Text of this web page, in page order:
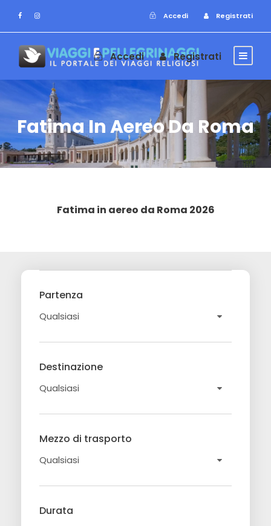
Accedi Registrati
Accedi Registrati
Fatima In Aereo Da Roma
Fatima in aereo da Roma 2026
Partenza
Destinazione
Mezzo di trasporto
Durata